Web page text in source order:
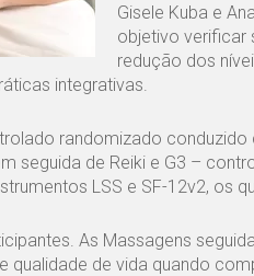
Gisele Kuba e
objetivo verificar
redução dos
integrativas.
randomizado
seguida de Reiki e G3 –
LSS e SF-12v2, os
As Massagens
qualidade de vida quando